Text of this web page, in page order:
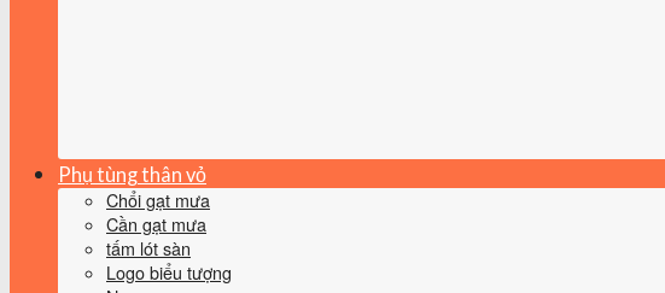
Phụ tùng thân vỏ
Chổi gạt mưa
Cần gạt mưa
tấm lót sàn
Logo biểu tượng